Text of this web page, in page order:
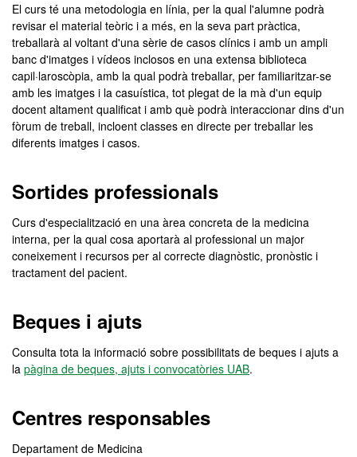
El curs té una metodologia en línia, per la qual l'alumne podrà
revisar el material teòric i a més, en la seva part pràctica,
treballarà al voltant d'una sèrie de casos clínics i amb un ampli
banc d'imatges i vídeos inclosos en una extensa biblioteca
capil·laroscòpia, amb la qual podrà treballar, per familiaritzar-se
amb les imatges i la casuística, tot plegat de la mà d'un equip
docent altament qualificat i amb què podrà interaccionar dins d'un
fòrum de treball, incloent classes en directe per treballar les
diferents imatges i casos.
Sortides professionals
Curs d'especialització en una àrea concreta de la medicina
interna, per la qual cosa aportarà al professional un major
coneixement i recursos per al correcte diagnòstic, pronòstic i
tractament del pacient.
Beques i ajuts
Consulta tota la informació sobre possibilitats de beques i ajuts a
la pàgina de beques, ajuts i convocatòries UAB.
Centres responsables
Departament de Medicina